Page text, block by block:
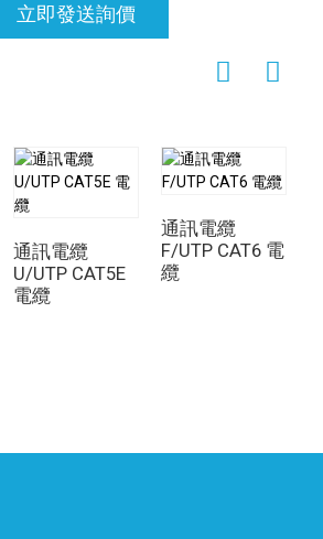
立即發送詢價
通訊電纜
U/UTP CAT5E
電纜
通訊電纜
F/UTP CAT6 電
纜